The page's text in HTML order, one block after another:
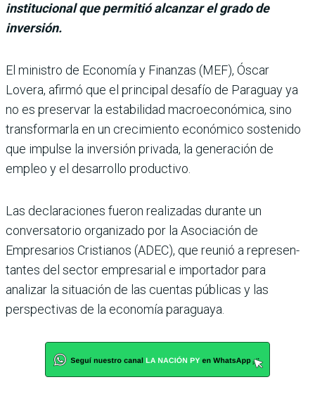
institucional que permitió alcanzar el grado de
inversión.
El ministro de Eco­nomía y Finanzas (MEF), Óscar
Lovera, afirmó que el principal desafío de Paraguay ya
no es preser­var la estabilidad macroeco­nómica, sino
transformarla en un crecimiento econó­mico sostenido
que impulse la inversión privada, la gene­ración de
empleo y el desarro­llo productivo.
Las declaraciones fueron rea­lizadas durante un
conversa­torio organizado por la Asocia­ción de
Empresarios Cristianos (ADEC), que reunió a represen­
tantes del sector empresarial e importador para
analizar la situación de las cuentas públi­cas y las
perspectivas de la eco­nomía paraguaya.